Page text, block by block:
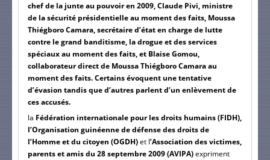
chef de la junte au pouvoir en 2009, Claude Pivi, ministre
de la sécurité présidentielle au moment des faits, Moussa
Thiégboro Camara, secrétaire d’état en charge de lutte
contre le grand banditisme, la drogue et des services
spéciaux au moment des faits, et Blaise Gomou,
collaborateur direct de Moussa Thiégboro Camara au
moment des faits. Certains évoquent une tentative
d’évasion tandis que d’autres parlent d’un enlèvement de
ces accusés.
la Fédération internationale pour les droits humains (FIDH),
l’Organisation guinéenne de défense des droits de
l’Homme et du citoyen (OGDH)et l’Association des victimes,
parents et amis du 28 septembre 2009 (AVIPA)expriment